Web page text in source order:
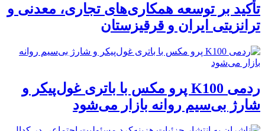
تأکید بر توسعه همکاری‌های تجاری، معدنی و
ترانزیتی ایران و قرقیزستان
ردمی K100 پرو مکس با باتری غول‌پیکر و
شارژ بی‌سیم روانه بازار می‌شود